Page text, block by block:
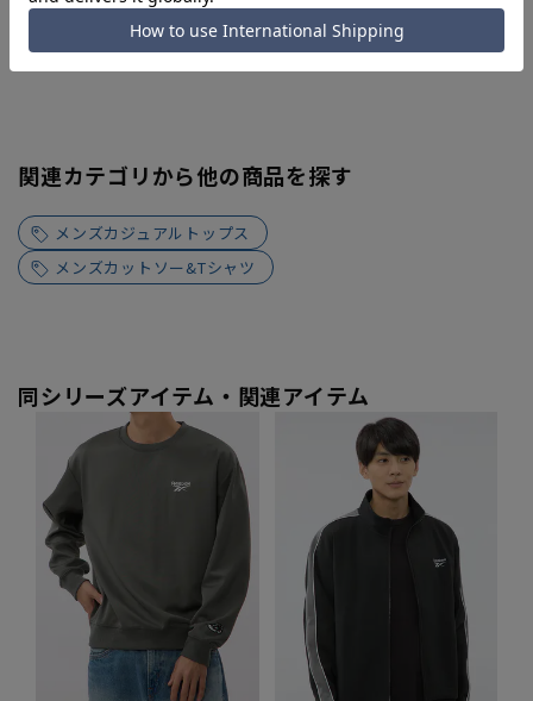
関連カテゴリから他の商品を探す
メンズカジュアルトップス
メンズカットソー&Tシャツ
同シリーズアイテム・関連アイテム